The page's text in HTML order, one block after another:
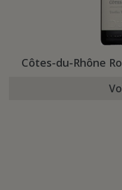
Côtes-du-Rhône